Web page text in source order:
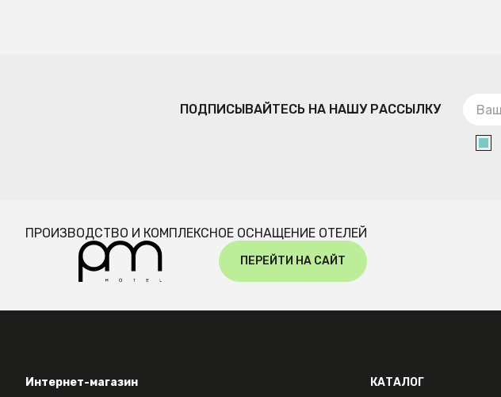
ПОДПИСЫВАЙТЕСЬ НА НАШУ РАССЫЛКУ
ПРОИЗВОДСТВО И КОМПЛЕКСНОЕ ОСНАЩЕНИЕ ОТЕЛЕЙ
ПЕРЕЙТИ НА САЙТ
Интернет-магазин
КАТАЛОГ